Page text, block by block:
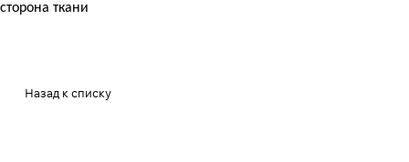
сторона ткани
Назад к списку